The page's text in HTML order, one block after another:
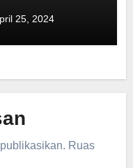
25, 2024
Ruas